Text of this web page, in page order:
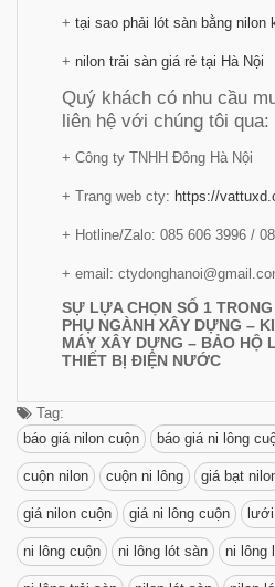
+ tại sao phải lót sàn bằng nilon
+ nilon trải sàn giá rẻ tại Hà Nội
Quý khách có nhu cầu
liên hệ với chúng tôi qua:
+ Công ty TNHH Đông Hà Nội
+ Trang web cty: https://
+ Hotline/Zalo: 085 606 3996 /
+ email:
SỰ LỰA CHỌN SỐ 1
PHỤ NGÀNH XÂY DỰNG –
MÁY XÂY DỰNG – BẢO HỘ
THIẾT BỊ ĐIỆN NƯỚC
Tag:
báo giá nilon cuộn
báo giá ni lông
cuộn nilon cuộn ni lông giá bạt
giá nilon cuộn giá ni lông cuộn
ni lông cuộn ni lông lót sàn ni lông